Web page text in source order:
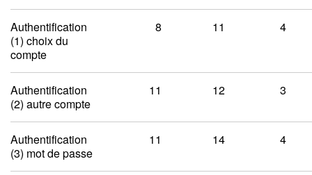
Authentification
(1) choix du
compte
8 11 4
Authentification
(2) autre compte
11 12 3
Authentification
(3) mot de passe
11 14 4